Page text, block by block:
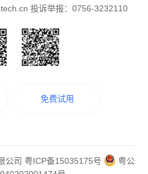
投诉举报：0756-3232110
免费试用
公司 粤ICP备15035175号
粤公